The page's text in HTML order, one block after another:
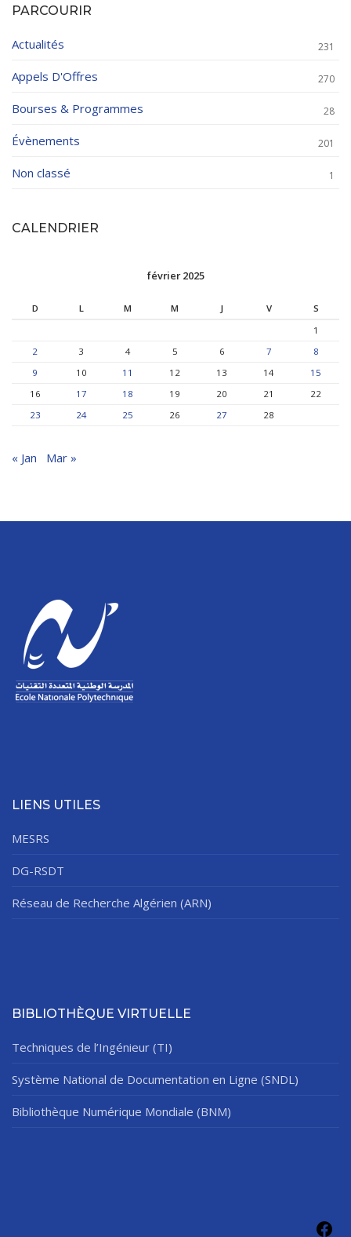
PARCOURIR
Actualités 231
Appels D'Offres 270
Bourses & Programmes 28
Évènements 201
Non classé 1
CALENDRIER
février 2025
D L M M J V
S
1
2
3 4 5 6 7
8
9
10 11 12 13 14
15
16
17 18 19 20 21
22
23
24 25 26 27 28
« Jan Mar »
LIENS UTILES
MESRS
DG-RSDT
Réseau de Recherche Algérien (ARN)
BIBLIOTHÈQUE VIRTUELLE
Techniques de l’Ingénieur (TI)
Système National de Documentation en Ligne (SNDL)
Bibliothèque Numérique Mondiale (BNM)